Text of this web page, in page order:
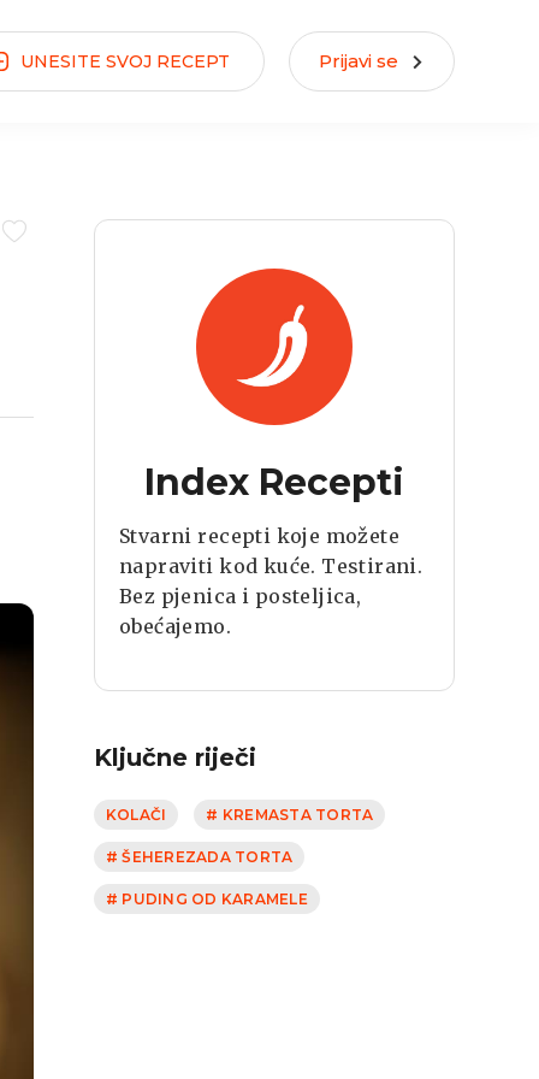
UNESITE SVOJ RECEPT Prijavi se
Index Recepti
Stvarni recepti koje možete
napraviti kod kuće. Testirani.
Bez pjenica i posteljica,
obećajemo.
Ključne riječi
KOLAČI # KREMASTA TORTA
# ŠEHEREZADA TORTA
# PUDING OD KARAMELE